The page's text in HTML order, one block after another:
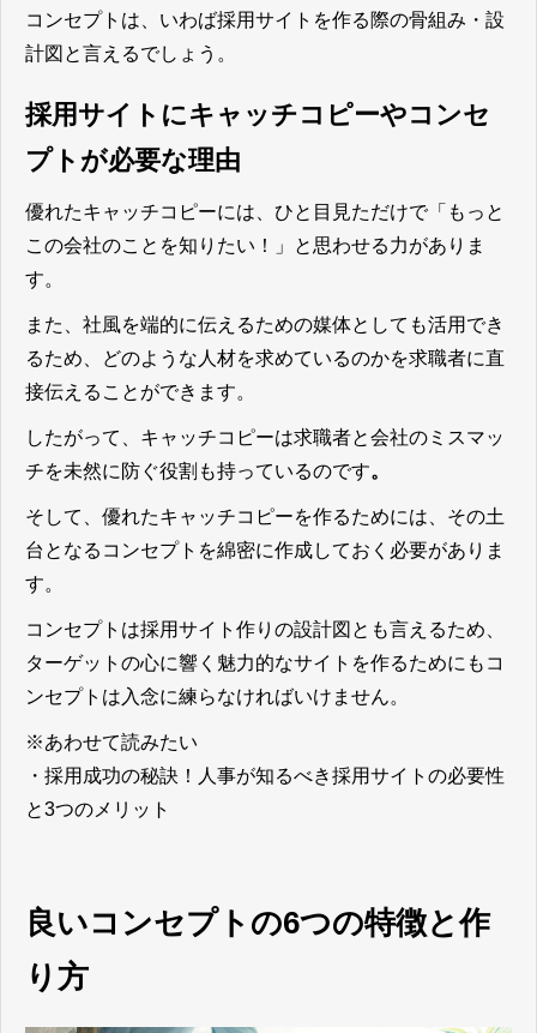
コンセプトは、いわば採用サイトを作る際の骨組み・設
計図と言えるでしょう。
採用サイトにキャッチコピーやコンセ
プトが必要な理由
優れたキャッチコピーには、ひと目見ただけで「もっと
この会社のことを知りたい！」と思わせる力がありま
す。
また、社風を端的に伝えるための媒体としても活用でき
るため、どのような人材を求めているのかを求職者に直
接伝えることができます。
したがって、 キャッチコピーは求職者と会社のミスマッ
チを未然に防ぐ役割も持っているのです。
そして、優れたキャッチコピーを作るためには、その土
台となるコンセプトを綿密に作成しておく必要がありま
す。
コンセプトは採用サイト作りの設計図とも言えるため、
ターゲットの心に響く魅力的なサイトを作るためにもコ
ンセプトは入念に練らなければいけません。
※あわせて読みたい
・採用成功の秘訣！人事が知るべき採用サイトの必要性
と3つのメリット
良いコンセプトの6つの特徴と作
り方